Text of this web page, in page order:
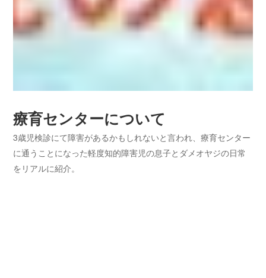
療育センターについて
3歳児検診にて障害があるかもしれないと言われ、療育センター
に通うことになった軽度知的障害児の息子とダメオヤジの日常
をリアルに紹介。